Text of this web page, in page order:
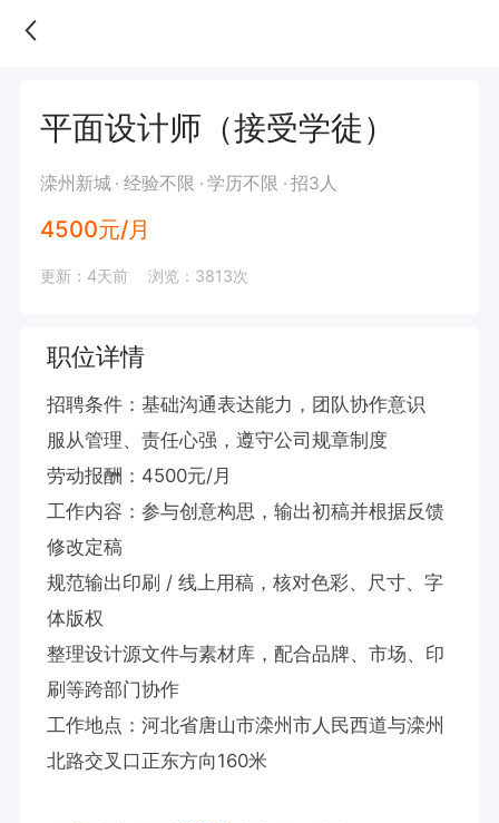
平面设计师（接受学徒）
滦州新城 经验不限 学历不限 招3人
4500元/月
更新：4天前 浏览：3813次
职位详情
招聘条件：基础沟通表达能力，团队协作意识
服从管理、责任心强，遵守公司规章制度
劳动报酬：4500元/月
工作内容：参与创意构思，输出初稿并根据反馈
修改定稿
规范输出印刷 / 线上用稿，核对色彩、尺寸、字
体版权
整理设计源文件与素材库，配合品牌、市场、印
刷等跨部门协作
工作地点：河北省唐山市滦州市人民西道与滦州
北路交叉口正东方向160米